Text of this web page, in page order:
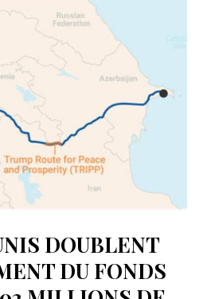
DOUBLENT
DU FONDS